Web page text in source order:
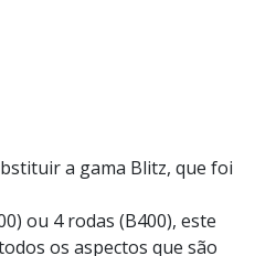
a gama Blitz, que foi
ou 4 rodas (B400), este
os aspectos que são